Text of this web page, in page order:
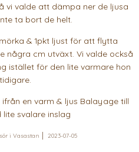
vi valde att dämpa ner de ljusa
ta bort de helt.
& 1pkt ljust för att flytta
några cm utväxt. Vi valde också
istället för den lite varmare hon
en varm & ljus Balayage till
lite svalare inslag
i Vasastan 2023-07-05